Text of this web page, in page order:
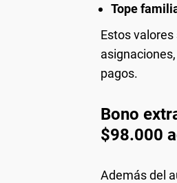
Tope
Estos
pagos.
Bono
$98.000
Además del